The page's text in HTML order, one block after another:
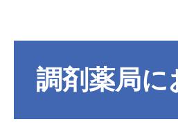
調剤薬局に